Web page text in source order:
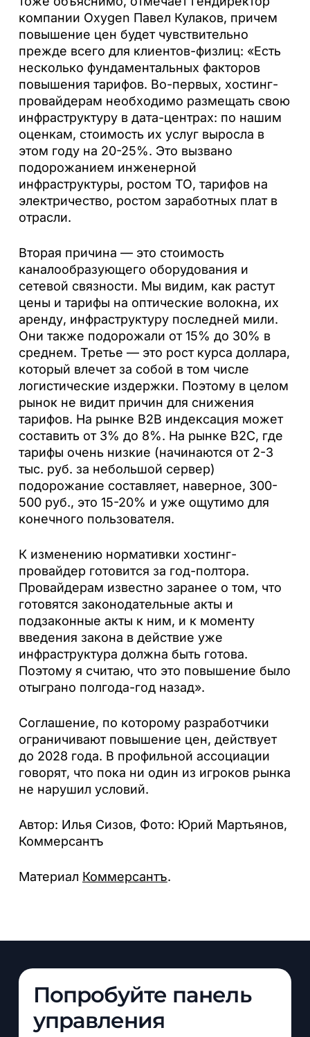
компании Oxygen Павел Кулаков, причем
повышение цен будет чувствительно
прежде всего для клиентов-физлиц: «Есть
несколько фундаментальных факторов
повышения тарифов. Во-первых, хостинг-
провайдерам необходимо размещать свою
инфраструктуру в дата-центрах: по нашим
оценкам, стоимость их услуг выросла в
этом году на 20-25%. Это вызвано
подорожанием инженерной
инфраструктуры, ростом ТО, тарифов на
электричество, ростом заработных плат в
отрасли.
Вторая причина — это стоимость
каналообразующего оборудования и
сетевой связности. Мы видим, как растут
цены и тарифы на оптические волокна, их
аренду, инфраструктуру последней мили.
Они также подорожали от 15% до 30% в
среднем. Третье — это рост курса доллара,
который влечет за собой в том числе
логистические издержки. Поэтому в целом
рынок не видит причин для снижения
тарифов. На рынке B2B индексация может
составить от 3% до 8%. На рынке B2C, где
тарифы очень низкие (начинаются от 2-3
тыс. руб. за небольшой сервер)
подорожание составляет, наверное, 300-
500 руб., это 15-20% и уже ощутимо для
конечного пользователя.
К изменению нормативки хостинг-
провайдер готовится за год-полтора.
Провайдерам известно заранее о том, что
готовятся законодательные акты и
подзаконные акты к ним, и к моменту
введения закона в действие уже
инфраструктура должна быть готова.
Поэтому я считаю, что это повышение было
отыграно полгода-год назад».
Соглашение, по которому разработчики
ограничивают повышение цен, действует
до 2028 года. В профильной ассоциации
говорят, что пока ни один из игроков рынка
не нарушил условий.
Автор: Илья Сизов, Фото: Юрий Мартьянов,
Коммерсантъ
Материал Коммерсантъ.
Попробуйте панель
управления